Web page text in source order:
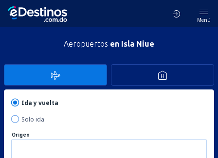
Menú
Aeropuertos en Isla Niue
Ida y vuelta
Solo ida
Origen